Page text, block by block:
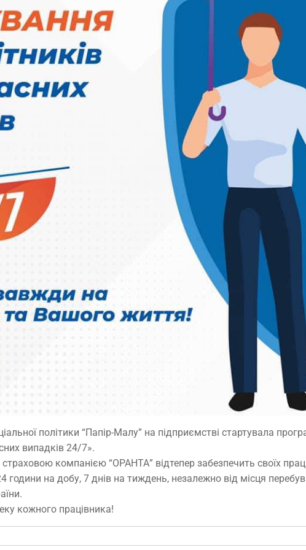
політики “Папір-Малу” на підприємстві стартувала
випадків 24/7».
страховою компанією “ОРАНТА” відтепер забезпечить своїх
години на добу, 7 днів на тиждень, незалежно від місця
кожного працівника!